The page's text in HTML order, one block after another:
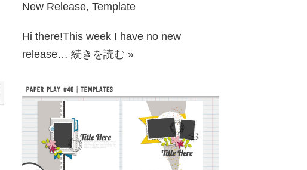
New Release, Template
Hi there!This week I have no new
release… 続きを読む »